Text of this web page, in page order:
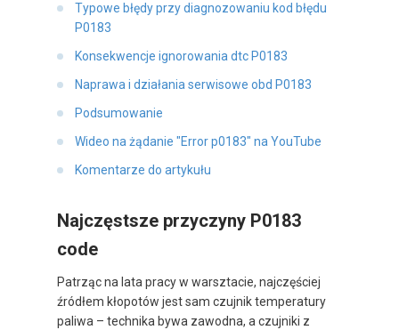
Typowe błędy przy diagnozowaniu kod błędu
P0183
Konsekwencje ignorowania dtc P0183
Naprawa i działania serwisowe obd P0183
Podsumowanie
Wideo na żądanie "Error p0183" na YouTube
Komentarze do artykułu
Najczęstsze przyczyny P0183
code
Patrząc na lata pracy w warsztacie, najczęściej
źródłem kłopotów jest sam czujnik temperatury
paliwa – technika bywa zawodna, a czujniki z